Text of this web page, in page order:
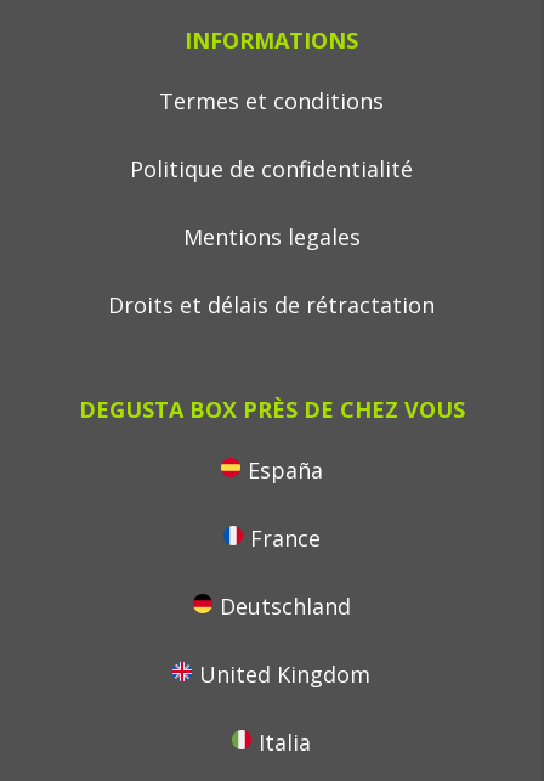
INFORMATIONS
Termes et conditions
Politique de confidentialité
Mentions legales
Droits et délais de rétractation
DEGUSTA BOX PRÈS DE CHEZ VOUS
España
France
Deutschland
United Kingdom
Italia